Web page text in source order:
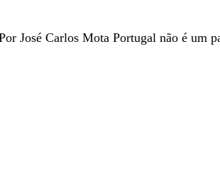
José Carlos Mota Portugal não é um